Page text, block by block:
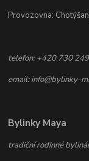
Provozovna:
telefon: +420 730
email: info@bylinky-
Bylinky Maya
tradiční rodinné